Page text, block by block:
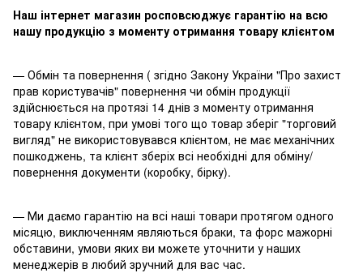
Наш інтернет магазин росповсюджує гарантію на всю
нашу продукцію з моменту отримання товару клієнтом
— Обмін та повернення ( згідно Закону України "Про захист
прав користувачів" повернення чи обмін продукції
здійснюється на протязі 14 днів з моменту отримання
товару клієнтом, при умові того що товар зберіг "торговий
вигляд" не використовувався клієнтом, не має механічних
пошкоджень, та клієнт зберіх всі необхідні для обміну/
повернення документи (коробку, бірку).
— Ми даємо гарантію на всі наші товари протягом одного
місяцю, виключенням являються браки, та форс мажорні
обставини, умови яких ви можете уточнити у наших
менеджерів в любий зручний для вас час.